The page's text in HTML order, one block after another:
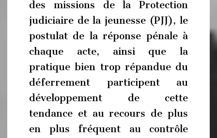
des missions de la Protection
judiciaire de la jeunesse (PJJ), le
postulat de la réponse pénale à
chaque acte, ainsi que la
pratique bien trop répandue du
déferrement participent au
développement de cette
tendance et au recours de plus
en plus fréquent au contrôle